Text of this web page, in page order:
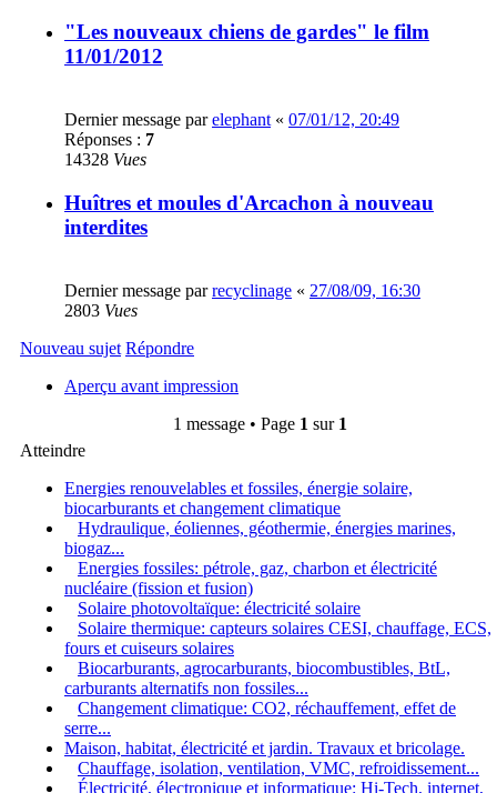
"Les nouveaux chiens de gardes" le film
11/01/2012
Dernier message parelephant « 07/01/12, 20:49
Réponses : 7
14328 Vues
Huîtres et moules d'Arcachon à nouveau
interdites
Dernier message parrecyclinage « 27/08/09, 16:30
2803 Vues
Nouveau sujet Répondre
Aperçu avant impression
1 message • Page 1 sur 1
Atteindre
Energies renouvelables et fossiles, énergie solaire,
biocarburants et changement climatique
Hydraulique, éoliennes, géothermie, énergies marines,
biogaz...
Energies fossiles: pétrole, gaz, charbon et électricité
nucléaire (fission et fusion)
Solaire photovoltaïque: électricité solaire
Solaire thermique: capteurs solaires CESI, chauffage, ECS,
fours et cuiseurs solaires
Biocarburants, agrocarburants, biocombustibles, BtL,
carburants alternatifs non fossiles...
Changement climatique: CO2, réchauffement, effet de
serre...
Maison, habitat, électricité et jardin. Travaux et bricolage.
Chauffage, isolation, ventilation, VMC, refroidissement...
Électricité, électronique et informatique: Hi-Tech, internet,